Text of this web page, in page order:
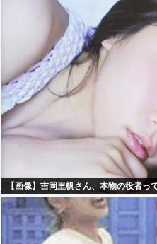
【画像】吉岡里帆さん、本物の役者